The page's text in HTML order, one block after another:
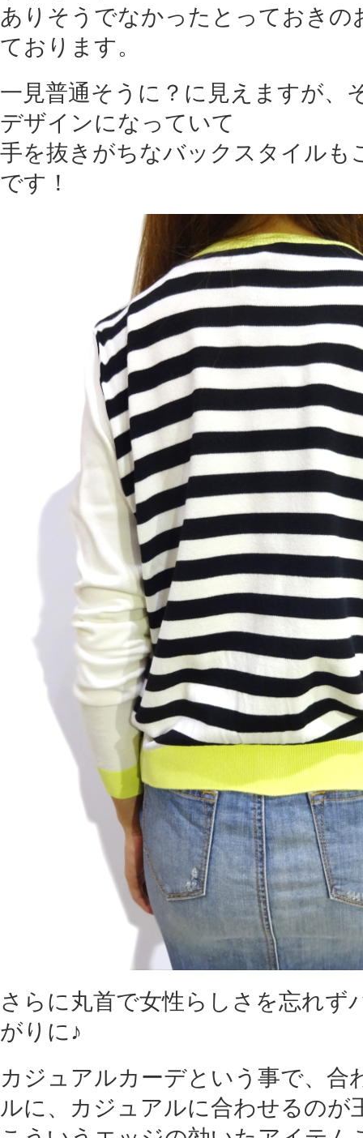
ありそうでなかったとっておきの
ております。
一見普通そうに？に見えますが、
デザインになっていて
手を抜きがちなバックスタイルも
です！
さらに丸首で女性らしさを忘れず
がりに♪
カジュアルカーデという事で、合
ルに、カジュアルに合わせるのが